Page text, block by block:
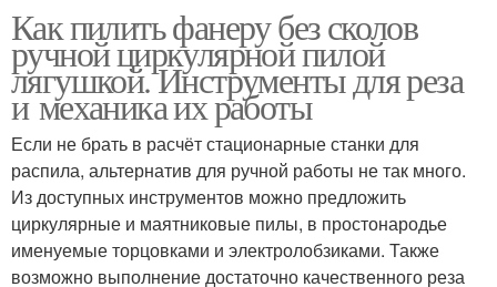
Как пилить фанеру без сколов
ручной циркулярной пилой
лягушкой. Инструменты для реза
и механика их работы
Если не брать в расчёт стационарные станки для
распила, альтернатив для ручной работы не так много.
Из доступных инструментов можно предложить
циркулярные и маятниковые пилы, в простонародье
именуемые торцовками и электролобзиками. Также
возможно выполнение достаточно качественного реза